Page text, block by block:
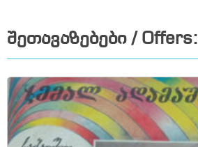
შეთავაზებები / Offers: